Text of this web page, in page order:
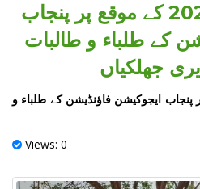
پنجاب کلچر ڈے 2025 کے موقع پر پنجاب
کے طلباء و طالبات
جھلکیاں
کے موقع پر پنجاب ایجوکیشن فاؤنڈیشن کے طلباء و
Views: 0